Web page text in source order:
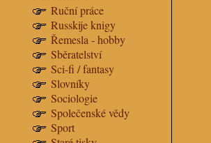
Ruční práce
Russkije knigy
Řemesla - hobby
Sběratelství
Sci-fi / fantasy
Slovníky
Sociologie
Společenské vědy
Sport